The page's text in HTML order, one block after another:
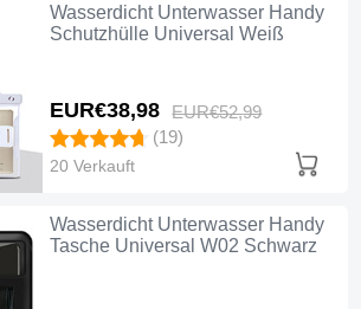
Wasserdicht Unterwasser Handy
Schutzhülle Universal Weiß
EUR€38,98 EUR€52,99
(19)
20 Verkauft
Wasserdicht Unterwasser Handy
Tasche Universal W02 Schwarz